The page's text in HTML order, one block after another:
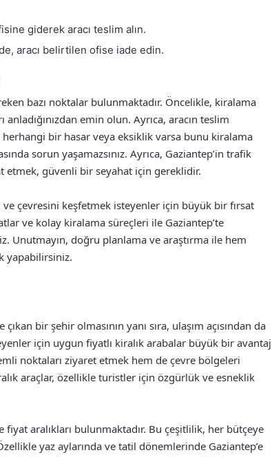
giderek aracı teslim alın.
aracı belirtilen ofise iade edin.
bazı noktalar bulunmaktadır. Öncelikle, kiralama
emin olun. Ayrıca, aracın teslim
bir hasar veya eksiklik varsa bunu kiralama
sorun yaşamazsınız. Ayrıca, Gaziantep’in trafik
etmek, güvenli bir seyahat için gereklidir.
ve çevresini keşfetmek isteyenler için büyük bir fırsat
ve kolay kiralama süreçleri ile Gaziantep’te
Unutmayın, doğru planlama ve araştırma ile hem
yapabilirsiniz.
bir şehir olmasının yanı sıra, ulaşım açısından da
için uygun fiyatlı kiralık arabalar büyük bir avantaj
noktaları ziyaret etmek hem de çevre bölgeleri
araçlar, özellikle turistler için özgürlük ve esneklik
fiyat aralıkları bulunmaktadır. Bu çeşitlilik, her bütçeye
yaz aylarında ve tatil dönemlerinde Gaziantep’e